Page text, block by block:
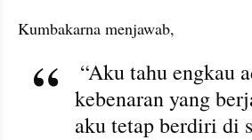
Kumbakarna menjawab,
kebenaran yang